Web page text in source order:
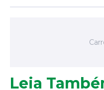
Leia